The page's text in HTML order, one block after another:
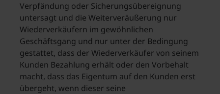
Verpfändung oder Sicherungsübereignung
untersagt und die Weiterveräußerung nur
Wiederverkäufern im gewöhnlichen
Geschäftsgang und nur unter der Bedingung
gestattet, dass der Wiederverkäufer von seinem
Kunden Bezahlung erhält oder den Vorbehalt
macht, dass das Eigentum auf den Kunden erst
übergeht, wenn dieser seine